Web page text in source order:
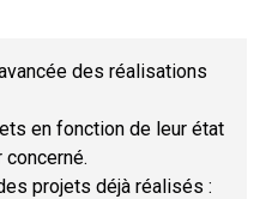
des réalisations
en fonction de leur état
projets déjà réalisés :